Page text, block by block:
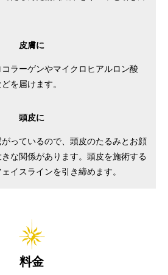
皮膚に
ラーゲンやマイクロヒアルロン酸
を届けます。
頭皮に
っているので、頭皮のたるみとお顔
な関係があります。頭皮を施術する
イスラインを引き締めます。
料金